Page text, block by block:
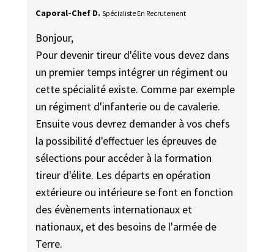
Caporal-Chef D. Spécialiste En Recrutement
Bonjour,
Pour devenir tireur d'élite vous devez dans
un premier temps intégrer un régiment ou
cette spécialité existe. Comme par exemple
un régiment d'infanterie ou de cavalerie.
Ensuite vous devrez demander à vos chefs
la possibilité d'effectuer les épreuves de
sélections pour accéder à la formation
tireur d'élite. Les départs en opération
extérieure ou intérieure se font en fonction
des évènements internationaux et
nationaux, et des besoins de l'armée de
Terre.